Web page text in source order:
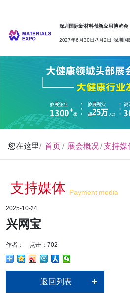
深圳国际新材料创新应用博览会
2027年6月30日-7月2日 深圳国
您在这里/ 首页 / 展会概况 /支持媒
支持媒体 Payment media
2025-10-24
兴网宝
作者： 点击：702
返回列表